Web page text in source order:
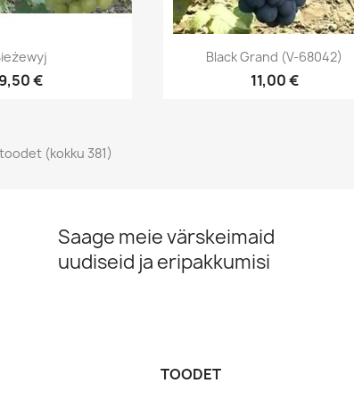
9,50 €
Kiirvaade
Black Grand (V-68042)
11,00 €
(kokku 381)
Saage meie värskeimaid
uudiseid ja eripakkumisi
TOODET